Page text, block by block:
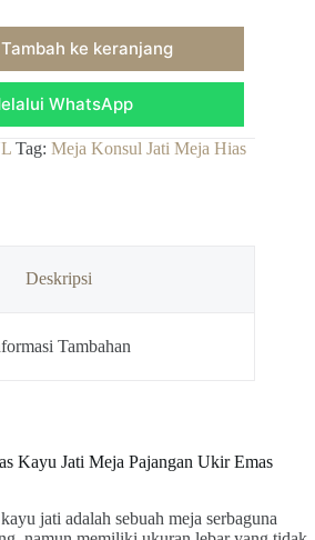
Tambah ke keranjang
WhatsApp
Tag: Meja Konsul Jati Meja Hias
Deskripsi
Tambahan
Kayu Jati Meja Pajangan Ukir Emas
jati adalah sebuah meja serbaguna